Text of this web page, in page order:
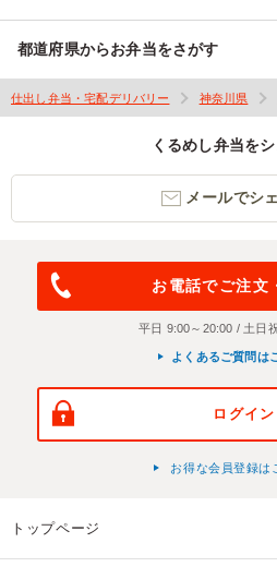
都道府県からお弁当をさがす
仕出し弁当・宅配デリバリー 神奈川県
くるめし弁当を
メールでシ
お電話でご注文
平日 9:00～20:00 / 土日
よくあるご質問は
ログイン
お得な会員登録は
トップページ